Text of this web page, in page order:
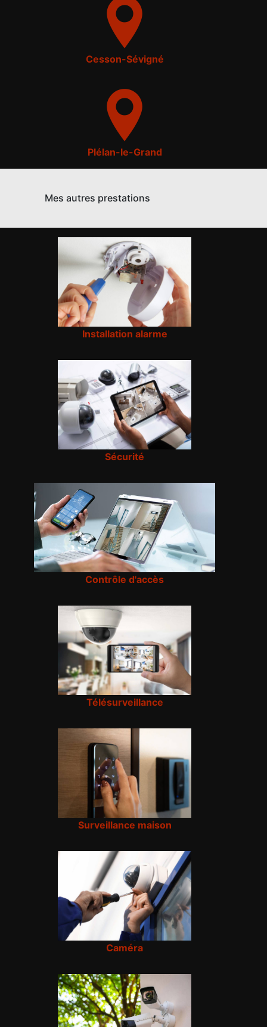
Cesson-Sévigné
Plélan-le-Grand
Mes autres prestations
Installation alarme
Sécurité
Contrôle d'accès
Télésurveillance
Surveillance maison
Caméra